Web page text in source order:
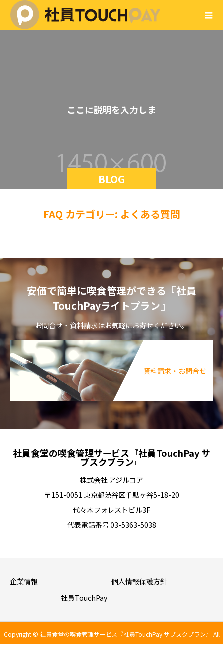
BLOG
ここに説明を入力します
FAQ カテゴリー: よくある質問
安価で簡単に喫食管理ができる『社員
TouchPayライトプラン』
お問合せ・資料請求はお気軽にお寄せください。
資料請求・お問合せ
社員食堂の喫食管理サービス『社員TouchPay サ
ブスクプラン』
株式会社 アジルコア
〒151-0051 東京都渋谷区千駄ヶ谷5-18-20
代々木フォレストビル3F
代表電話番号 03-5363-5038
企業情報
個人情報保護方針
社員TouchPay
Copyright © 社員食堂の喫食管理サービス『社員TouchPay サブスクプラン』 All
TEL MAIL